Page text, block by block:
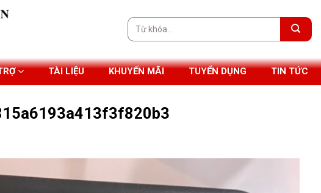
Tìm
kiếm:
TÀI LIỆU KHUYẾN MÃI TUYỂN DỤNG TIN TỨC